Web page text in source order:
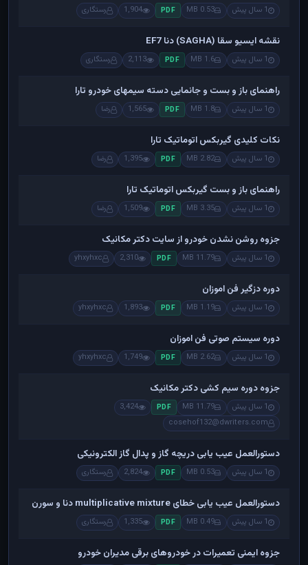
1 سال پیش 0.53 MB
PDF
1,904 رستگاری
نقشه ایسیو سقا (SAGHA) دنا EF7
1 سال پیش 1.6 MB
PDF
2,113 رستگاری
راهنمای باز و بست و جانمایی دسته سیمهای خودرو تارا
1 سال پیش 1.8 MB
PDF
1,565 رضا
نکات کلیدی گیربکس اتوماتیک تارا
1 سال پیش 2.82 MB
PDF
1,395 رضا
راهنمای باز و بست گیربکس اتوماتیک تارا
1 سال پیش 3.35 MB
PDF
1,509 رضا
جزوه روشن نشدن خودرو از سایت دکتر مکانیک
1 سال پیش 11.79 MB
PDF
2,310
yhxyhxc
دوره دزگیر فن اموزان
1 سال پیش 1.19 MB
PDF
1,893
yhxyhxc
دوره سیستم صوتی فن اموزان
1 سال پیش 2.62 MB
PDF
1,749
yhxyhxc
جزوه دوره سیم کشی دکتر مکانیک
1 سال پیش 11.79 MB
PDF
3,424
cosehof132@dwriters.com
دستورالعمل عیب یابی دریچه گاز و پدال گاز الکترونیکی
1 سال پیش 0.53 MB
PDF
2,824 رستگاری
دستورالعمل عیب یابی خطای multiplicative mixture دنا و سورن
1 سال پیش 0.49 MB
PDF
1,335 رستگاری
جزوه ایمنی تعمیرات در خودروهای برقی مدیران خودرو